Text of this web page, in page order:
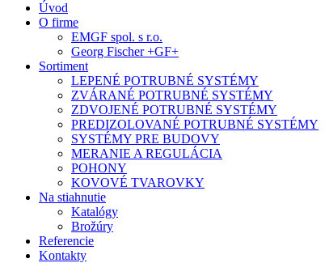
Úvod
O firme
EMGF spol. s r.o.
Georg Fischer +GF+
Sortiment
LEPENÉ POTRUBNÉ SYSTÉMY
ZVÁRANÉ POTRUBNÉ SYSTÉMY
ZDVOJENÉ POTRUBNÉ SYSTÉMY
PREDIZOLOVANÉ POTRUBNÉ SYSTÉMY
SYSTÉMY PRE BUDOVY
MERANIE A REGULÁCIA
POHONY
KOVOVÉ TVAROVKY
Na stiahnutie
Katalógy
Brožúry
Referencie
Kontakty